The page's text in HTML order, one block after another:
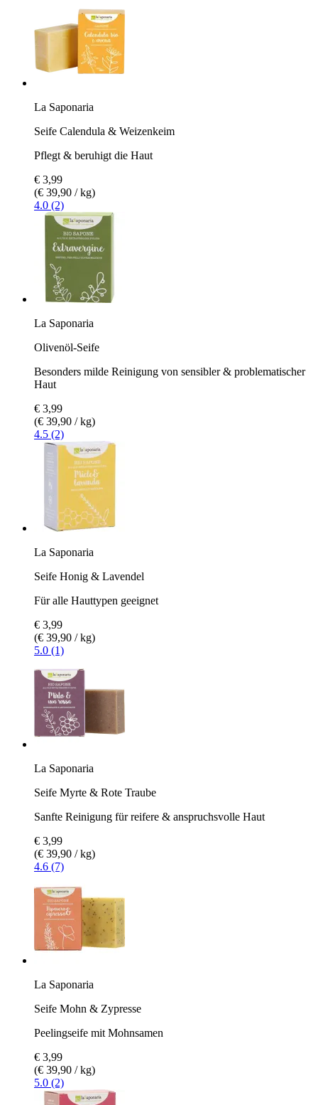
La Saponaria
Seife Calendula & Weizenkeim
Pflegt & beruhigt die Haut
€ 3,99
(€ 39,90 / kg)
4.0 (2)
La Saponaria
Olivenöl-Seife
Besonders milde Reinigung von sensibler & problematischer
Haut
€ 3,99
(€ 39,90 / kg)
4.5 (2)
La Saponaria
Seife Honig & Lavendel
Für alle Hauttypen geeignet
€ 3,99
(€ 39,90 / kg)
5.0 (1)
La Saponaria
Seife Myrte & Rote Traube
Sanfte Reinigung für reifere & anspruchsvolle Haut
€ 3,99
(€ 39,90 / kg)
4.6 (7)
La Saponaria
Seife Mohn & Zypresse
Peelingseife mit Mohnsamen
€ 3,99
(€ 39,90 / kg)
5.0 (2)